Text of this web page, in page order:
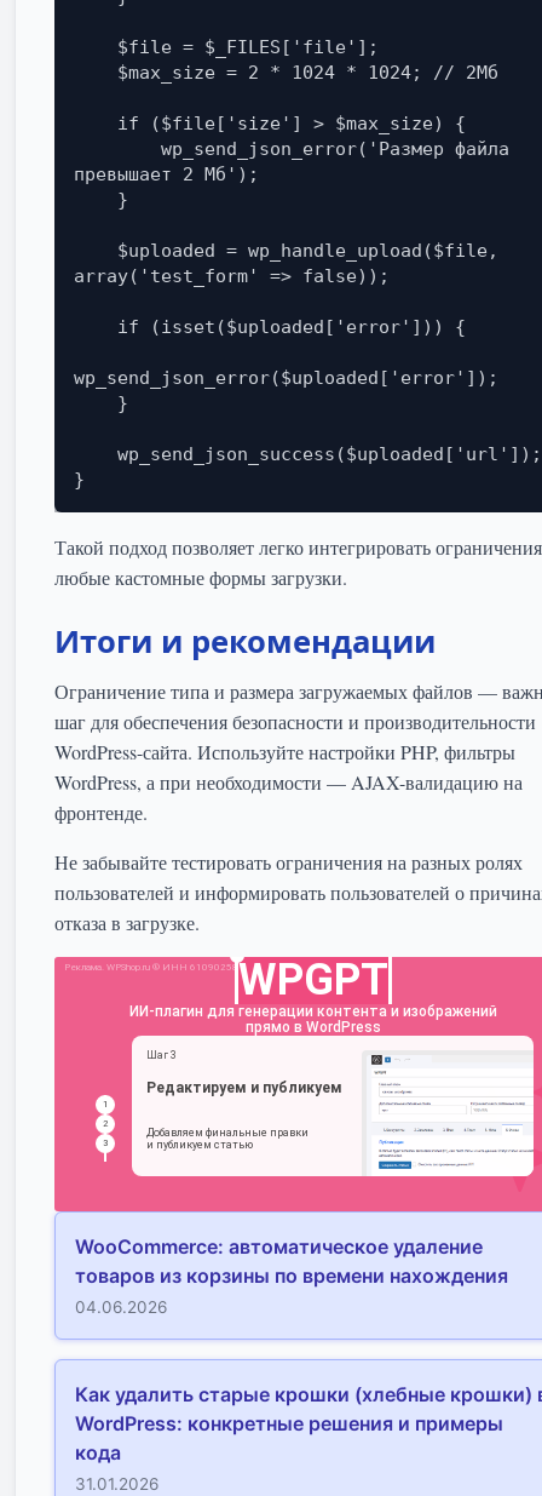
превышает 2 Мб');
array('test_form' => false));
wp_send_json_error($uploaded['error']);
}
Такой подход позволяет легко интегрировать
любые кастомные формы загрузки.
Итоги и рекомендации
Ограничение типа и размера загружаемых файлов —
шаг для обеспечения безопасности и производительности
WordPress-сайта. Используйте настройки PHP, фильтры
WordPress, а при необходимости — AJAX-валидацию на
фронтенде.
Не забывайте тестировать ограничения на разных ролях
пользователей и информировать пользователей о
отказа в загрузке.
WooCommerce: автоматическое удаление
товаров из корзины по времени нахождения
04.06.2026
Как удалить старые крошки (хлебные крошки)
WordPress: конкретные решения и примеры
кода
31.01.2026